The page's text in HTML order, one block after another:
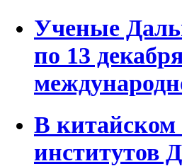
Ученые
по 13
В китайском
институтов